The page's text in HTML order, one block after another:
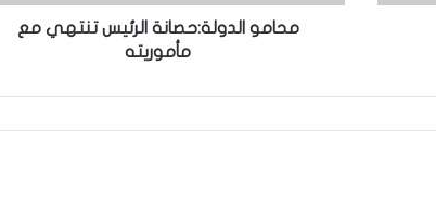
محامو الدولة:حصانة الرئيس تنتهي مع
مأموريته